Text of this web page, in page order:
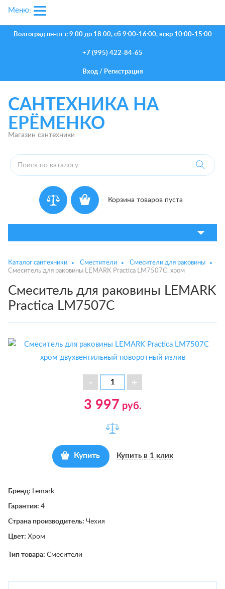
Волгоград пн-пт с 9.00 до 18.00, сб 9:00-16:00, вскр 10:00-15:00
+7 (995) 422-84-65
Вход/ Регистрация
САНТЕХНИКА НА
ЕРЁМЕНКО
Магазин сантехники
Корзина товаров пуста
Меню:
Каталог сантехники Сместители
Смесители для раковины
Смеситель для раковины LEMARK Practica LM7507C, хром
Смеситель для раковины LEMARK
Practica LM7507C
3 997 руб.
Купить Купить в 1 клик
Бренд: Lemark
Гарантия: 4
Страна производитель: Чехия
Цвет: Хром
Тип товара: Смесители